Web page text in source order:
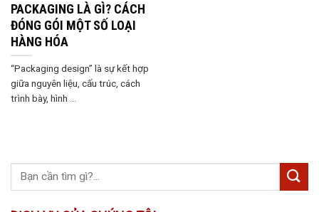
PACKAGING LÀ GÌ? CÁCH
ĐÓNG GÓI MỘT SỐ LOẠI
HÀNG HÓA
“Packaging design” là sự kết hợp
giữa nguyên liệu, cấu trúc, cách
trình bày, hình ...